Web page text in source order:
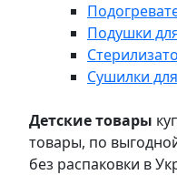
Подушки
Сушилки
Детские товары
товары, по
без распаковки в